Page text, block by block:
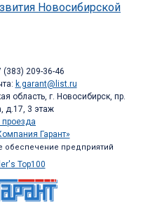
Новосибирской
209-36-46
k.garant@list.ru
область, г. Новосибирск, пр.
д.17, 3 этаж
Гарант»
обеспечение предприятий